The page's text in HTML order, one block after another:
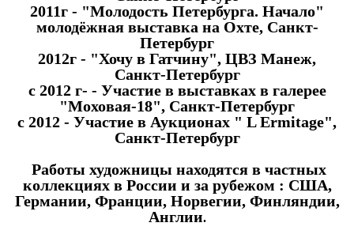
2011г - "Молодость Петербурга. Начало"
молодёжная выставка на Охте, Санкт-
Петербург
2012г - "Хочу в Гатчину", ЦВЗ Манеж,
Санкт-Петербург
с 2012 г- - Участие в выставках в галерее
"Моховая-18", Санкт-Петербург
с 2012 - Участие в Аукционах " L Ermitage",
Санкт-Петербург
Работы художницы находятся в частных
коллекциях в России и за рубежом : США,
Германии, Франции, Норвегии, Финляндии,
Англии.